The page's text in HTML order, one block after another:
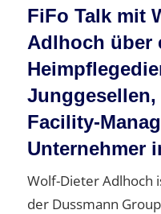
FiFo Talk mit
Adlhoch über
Facility-
Unternehmer
Wolf-Dieter Adlhoch
der Dussmann